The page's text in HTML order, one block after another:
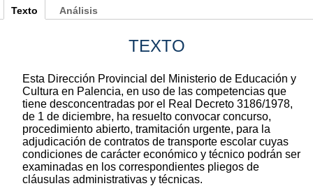
Texto
TEXTO
Esta Dirección Provincial del Ministerio de Educación y
Cultura en Palencia, en uso de las competencias que
tiene desconcentradas por el Real Decreto 3186/1978,
de 1 de diciembre, ha resuelto convocar concurso,
procedimiento abierto, tramitación urgente, para la
adjudicación de contratos de transporte escolar cuyas
condiciones de carácter económico y técnico podrán ser
examinadas en los correspondientes pliegos de
cláusulas administrativas y técnicas.
Análisis